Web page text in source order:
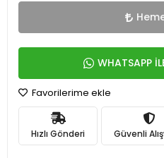
WHATSAPP
Favorilerime ekle
Hızlı Gönderi Güvenli